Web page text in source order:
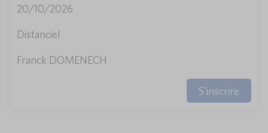
20/10/2026
Distanciel
Franck DOMENECH
S'inscrire